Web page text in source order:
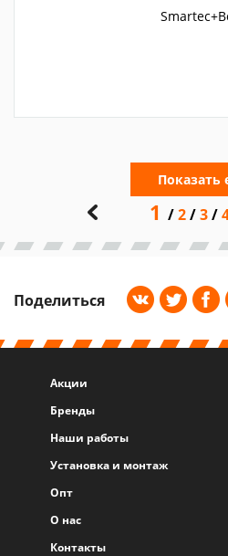
Показать
1 2 3
Поделиться
Акции
Бренды
Наши работы
Установка и монтаж
Опт
О нас
Контакты